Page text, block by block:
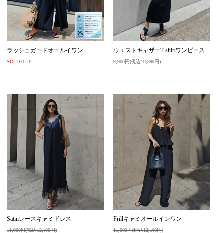
ラッシュガードオールイワン
SOLD OUT
ウエストギャザーT-shirtワンピース
9,900円(税込10,890円)
Satinレースキャミドレス
11,000円(税込12,100円)
Frillキャミオールインワン
11,000円(税込12,100円)